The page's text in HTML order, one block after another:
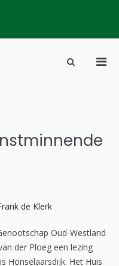
Show
de Klerk
Oud-Westland
der Ploeg een lezing
Honselaarsdijk. Het Huis